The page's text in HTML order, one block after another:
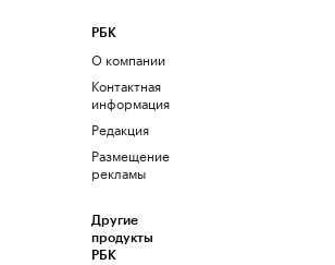
РБК
О компании
Контактная
информация
Редакция
Размещение
рекламы
Другие
продукты
РБК